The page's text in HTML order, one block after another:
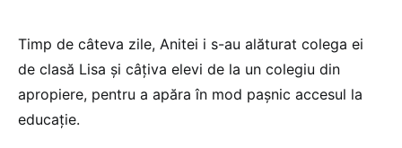
Timp de câteva zile, Anitei i s-au alăturat colega ei
de clasă Lisa şi câţiva elevi de la un colegiu din
apropiere, pentru a apăra în mod paşnic accesul la
educaţie.